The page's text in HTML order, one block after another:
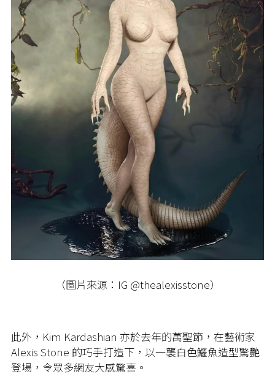
（圖片來源：IG @thealexisstone）
此外， Kim Kardashian 亦於去年的萬聖節，在藝術家
Alexis Stone 的巧手打造下，以一襲白色鱷魚造型驚艷
登場，令眾多網友大感驚喜。